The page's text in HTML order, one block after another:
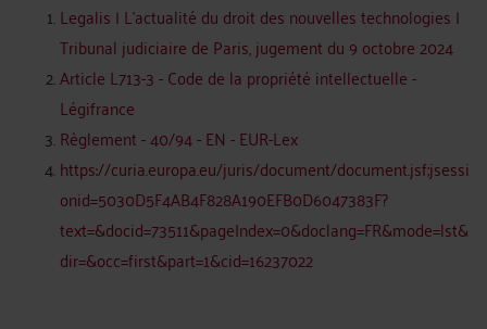
Legalis | L’actualité du droit des nouvelles technologies |
Tribunal judiciaire de Paris, jugement du 9 octobre 2024
Article L713-3 - Code de la propriété intellectuelle -
Légifrance
Règlement - 40/94 - EN - EUR-Lex
https://curia.europa.eu/juris/document/document.jsf;jsessi
onid=5030D5F4AB4F828A190EFB0D6047383F?
text=&docid=73511&pageIndex=0&doclang=FR&mode=lst&
dir=&occ=first&part=1&cid=16237022